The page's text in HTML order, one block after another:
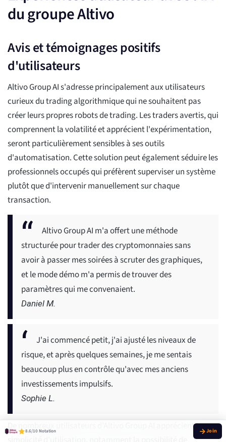
du groupe Altivo
Avis et témoignages positifs
d'utilisateurs
Altivo Group AI s'adresse principalement aux utilisateurs
curieux du trading algorithmique qui ne souhaitent pas
créer leurs propres robots de trading. Les traders avertis, qui
comprennent la volatilité et apprécient l'expérimentation,
seront particulièrement sensibles à ses outils
d'automatisation. Cette solution peut également séduire les
professionnels occupés qui préfèrent superviser un système
plutôt que d'intervenir manuellement sur chaque
transaction.
Altivo Group AI m'a offert une méthode
structurée pour trader des cryptomonnaies sans
avoir à passer mes soirées à scruter des graphiques,
et le mode démo m'a permis de trouver des
paramètres qui me convenaient.
Daniel M.
J'ai commencé petit, j'ai ajusté les niveaux de
risque, et après quelques semaines, je me sentais
beaucoup plus en contrôle qu'avec mes anciens
investissements impulsifs.
Sophie L.
De nombreux utilisateurs d'Altivo Group AI apprécient la
8.6/10 Notation